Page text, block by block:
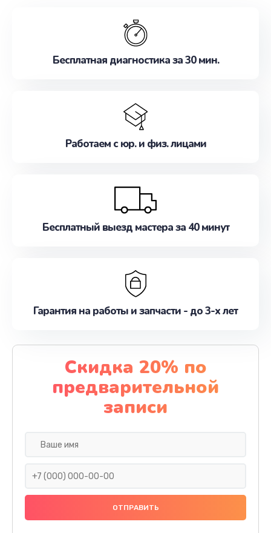
наилучшим образом. Не медлите записаться на
Бесплатная диагностика за 30 мин.
Работаем с юр. и физ. лицами
Бесплатный выезд мастера за 40 минут
Гарантия на работы и запчасти - до 3-х лет
Скидка 20% по
предварительной
записи